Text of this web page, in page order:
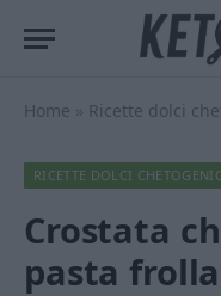
Home » Ricette dolci
RICETTE DOLCI
Crostata
pasta